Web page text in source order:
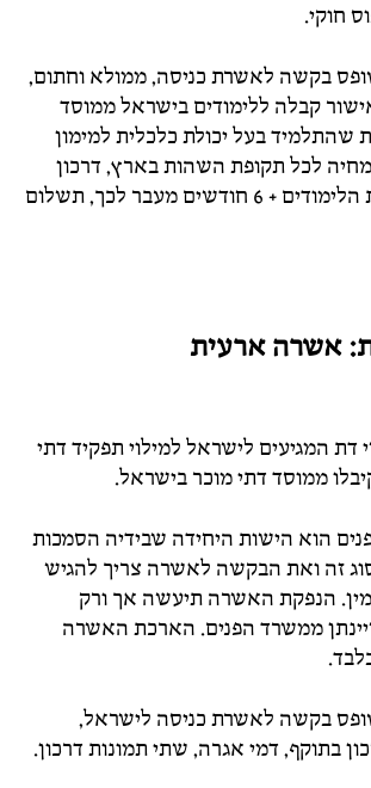
חוקי.
בקשה לאשרת כניסה, ממולא וחתום,
אישור קבלה ללימודים בישראל ממוסד
שהתלמיד בעל יכולת כלכלית למימון
מחיה לכל תקופת השהות בארץ, דרכון
בתוקף לכל תקופת הלימודים + 6 חודשים מעבר לכך, תשלום
אשרה ארעית
דת המגיעים לישראל למילוי תפקיד דתי
ממוסד דתי מוכר בישראל.
הוא הישות היחידה שבידיה הסמכות
זה ואת הבקשה לאשרה צריך להגיש
הנפקת האשרה תיעשה אך ורק
ממשרד הפנים. הארכת האשרה
בקשה לאשרת כניסה לישראל,
בתוקף, דמי אגרה, שתי תמונות דרכון.